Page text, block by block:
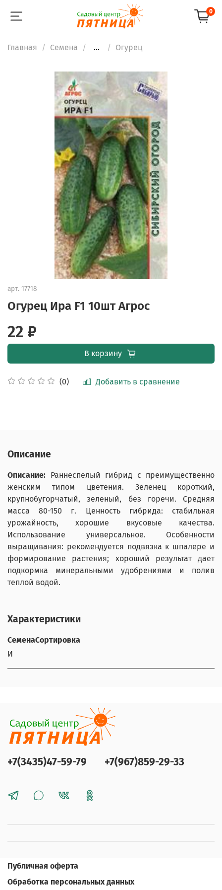
0
Главная Семена ... Огурец
арт. 17718
Огурец Ира F1 10шт Агрос
(0) Добавить в сравнение
22 ₽
В корзину
Описание
Описание: Раннеспелый гибрид с преимущественно
женским типом цветения. Зеленец короткий,
крупнобугорчатый, зеленый, без горечи. Средняя
масса 80-150 г. Ценность гибрида: стабильная
урожайность, хорошие вкусовые качества.
Использование универсальное. Особенности
выращивания: рекомендуется подвязка к шпалере и
формирование растения; хороший результат дает
подкормка минеральными удобрениями и полив
теплой водой.
Характеристики
СеменаСортировка
И
+7(3435)47-59-79 +7(967)859-29-33
Публичная оферта
Обработка персональных данных